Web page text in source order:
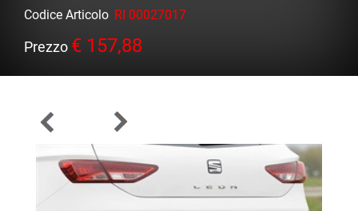
Codice Articolo RI 00027017
Prezzo € 157,88